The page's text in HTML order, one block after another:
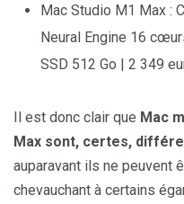
Mac Studio M1 Max :
Neural Engine 16
SSD 512 Go | 2 349
Il est donc clair que Mac
Max sont, certes,
auparavant ils ne peuvent
chevauchant à certains